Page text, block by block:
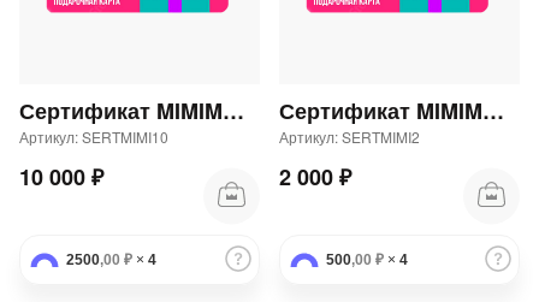
Сертификат MIMIMODA 10000 р.
Артикул: SERTMIMI10
10 000 ₽
2500,00 ₽ × 4
Сертификат MIMIMODA 2000 р.
Артикул: SERTMIMI2
2 000 ₽
500,00 ₽ × 4